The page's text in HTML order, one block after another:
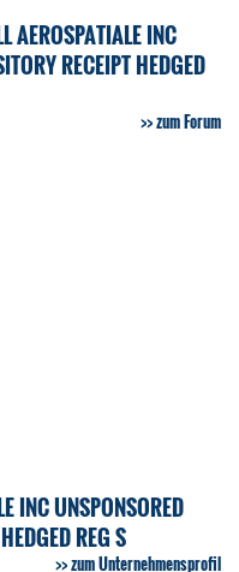
AEROSPATIALE INC
RECEIPT HEDGED
zum Forum
INC UNSPONSORED
REG S
zum Unternehmensprofil